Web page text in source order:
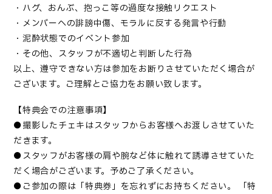
・ハグ、おんぶ、抱っこ等の過度な接触リクエスト
・メンバーへの誹謗中傷、モラルに反する発言や行動
・泥酔状態でのイベント参加
・その他、スタッフが不適切と判断した行為
以上、遵守できない方は参加をお断りさせていただく場合が
ございます。ご理解とご協力をお願い致します。
【特典会での注意事項】
●撮影したチェキはスタッフからお客様へお渡しさせていた
だきます。
●スタッフがお客様の肩や腕など体に触れて誘導させていた
だく場合がございます。予めご了承ください。
●ご参加の際は「特典券」を忘れずにお持ちください。 「特